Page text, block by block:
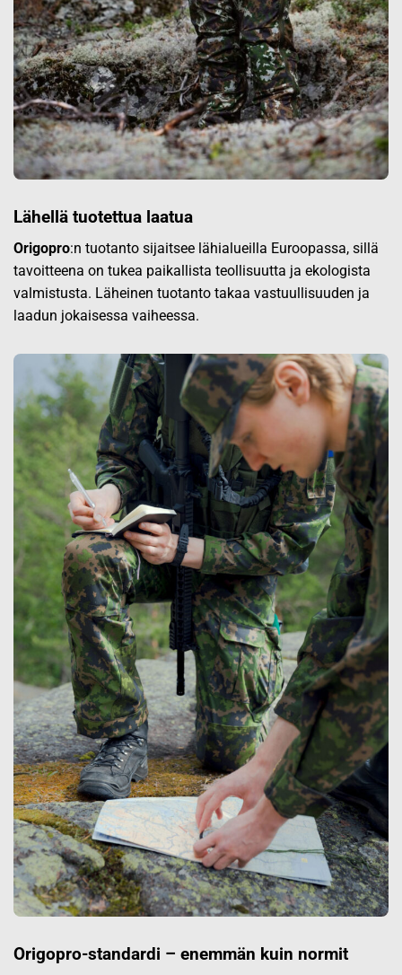
Lähellä tuotettua laatua
Origopro:n tuotanto sijaitsee lähialueilla Euroopassa, sillä
tavoitteena on tukea paikallista teollisuutta ja ekologista
valmistusta. Läheinen tuotanto takaa vastuullisuuden ja
laadun jokaisessa vaiheessa.
Origopro-standardi – enemmän kuin normit